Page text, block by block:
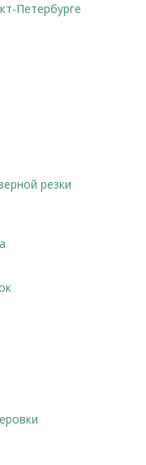
Петербурге
резки